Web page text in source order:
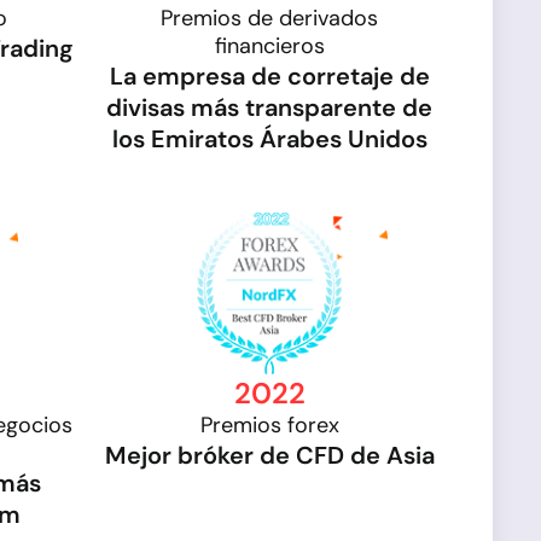
Premios de derivados
financieros
La empresa de corretaje de
divisas más transparente de
los Emiratos Árabes Unidos
2022
Premios forex
Mejor bróker de CFD de Asia